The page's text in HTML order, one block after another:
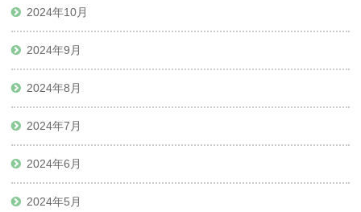
2024年10月
2024年9月
2024年8月
2024年7月
2024年6月
2024年5月